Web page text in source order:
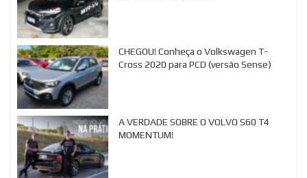
CHEGOU! Conheça o Volkswagen T-
Cross 2020 para PCD (versão Sense)
A VERDADE SOBRE O VOLVO S60 T4
MOMENTUM!